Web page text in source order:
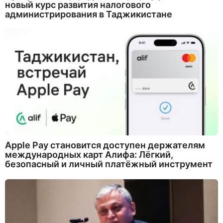
новый курс развития налогового
администрирования в Таджикистане
Apple Pay становится доступен держателям
международных карт Алифа: Лёгкий,
безопасный и личный платёжный инструмент